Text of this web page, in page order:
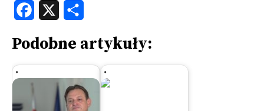
Facebook
Podobne artykuły: